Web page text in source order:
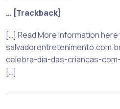
… [Trackback]
[…] Read More Information
celebra-dia-das-criancas-
[…]